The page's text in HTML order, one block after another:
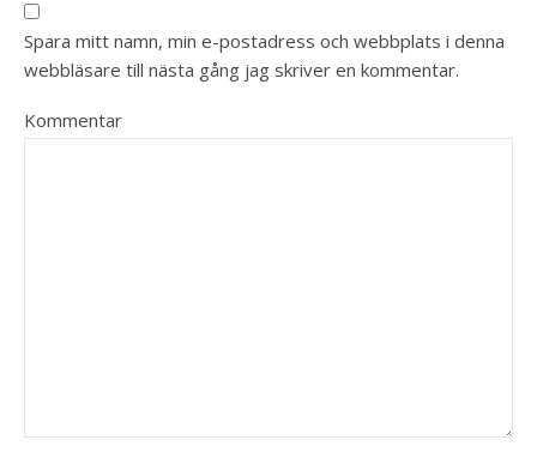
Spara mitt namn, min e-postadress och webbplats i denna
webbläsare till nästa gång jag skriver en kommentar.
Kommentar